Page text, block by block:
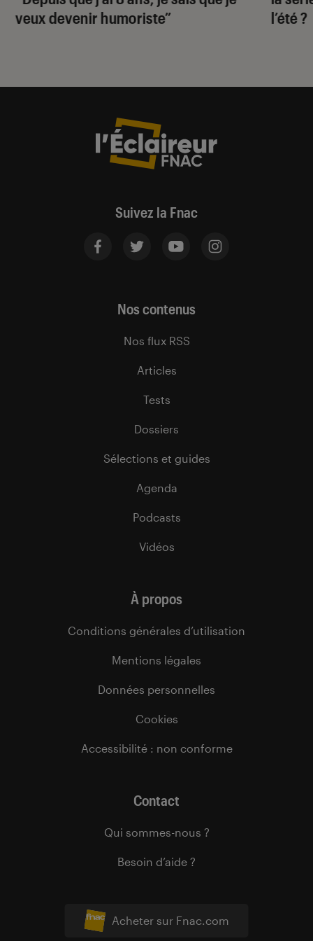
veux devenir humoriste”
l’été ?
Suivez la Fnac
Acheter sur Fnac.com
Nos contenus
Nos flux RSS
Articles
Tests
Dossiers
Sélections et guides
Agenda
Podcasts
Vidéos
À propos
Conditions générales d’utilisation
Mentions légales
Données personnelles
Cookies
Accessibilité : non conforme
Contact
Qui sommes-nous ?
Besoin d’aide ?